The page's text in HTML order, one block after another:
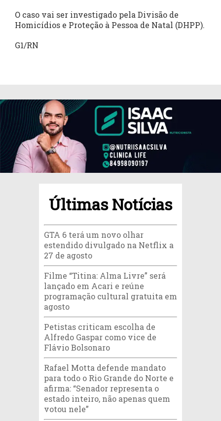
O caso vai ser investigado pela Divisão de
Homicídios e Proteção à Pessoa de Natal (DHPP).
G1/RN
Últimas Notícias
GTA 6 terá um novo olhar
estendido divulgado na Netflix a
27 de agosto
Filme “Titina: Alma Livre” será
lançado em Acari e reúne
programação cultural gratuita em
agosto
Petistas criticam escolha de
Alfredo Gaspar como vice de
Flávio Bolsonaro
Rafael Motta defende mandato
para todo o Rio Grande do Norte e
afirma: “Senador representa o
estado inteiro, não apenas quem
votou nele”